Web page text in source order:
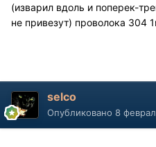
(изварил вдоль и поперек-
не привезут) проволока 304
selco
Опубликовано 8